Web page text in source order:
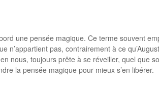
une pensée magique. Ce terme souvent
pas, contrairement à ce
nous, toujours prête à se réveiller, quel que
la pensée magique pour mieux s’en libérer.